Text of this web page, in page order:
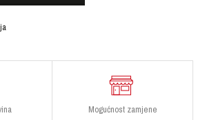
Mogućnost zamjene